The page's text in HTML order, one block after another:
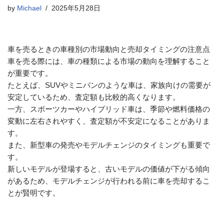
by Michael 2025年5月28日
車を売るときの車種別の市場動向と売却タイミングの注意点
車を売る際には、車の種類による市場の動向を理解すること
が重要です。
たとえば、SUVやミニバンのような車は、家族向けの需要が
安定しているため、査定額も比較的高くなります。
一方、スポーツカーやハイブリッド車は、季節や燃料価格の
変動に左右されやすく、査定額が不安定になることがありま
す。
また、新型車の発売やモデルチェンジのタイミングも重要で
す。
新しいモデルが登場すると、古いモデルの価値が下がる傾向
があるため、モデルチェンジが行われる前に車を売却するこ
とが賢明です。